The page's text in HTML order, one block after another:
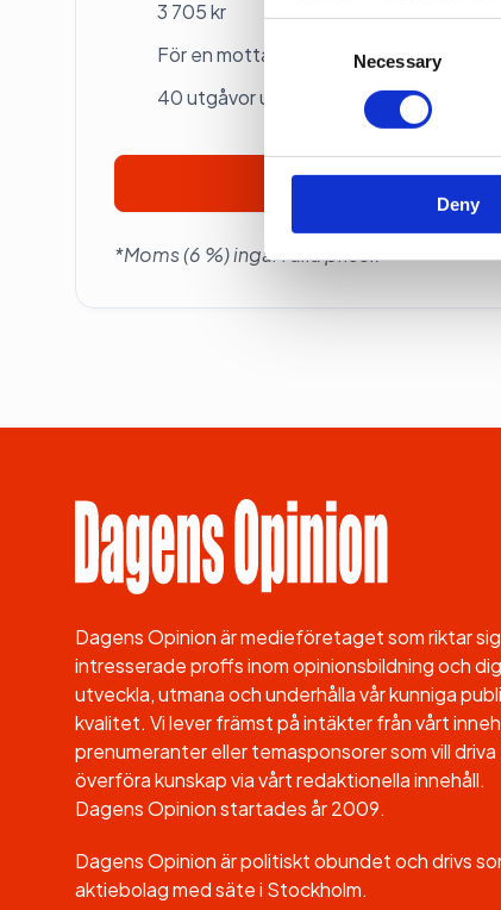
information about your
other information that
Selection
Necessary
Deny
3 705 kr
För en mottagare
40 utgåvor under ett år
Prenumerera
*Moms (6 %) ingår i alla priser.
Dagens Opinion är medieföretaget som riktar
intresserade proffs inom opinionsbildning och
utveckla, utmana och underhålla vår kunniga
kvalitet. Vi lever främst på intäkter från vårt
prenumeranter eller temasponsorer som vill
överföra kunskap via vårt redaktionella innehåll.
Dagens Opinion startades år 2009.
Dagens Opinion är politiskt obundet och drivs
aktiebolag med säte i Stockholm.